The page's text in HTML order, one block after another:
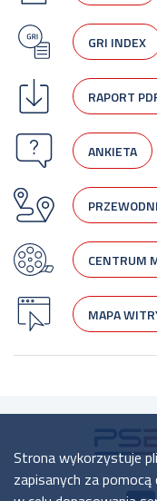
GRI INDEX
RAPORT
ANKIETA
CENTRUM
MAPA
Strona wykorzystuje
zapisanych za